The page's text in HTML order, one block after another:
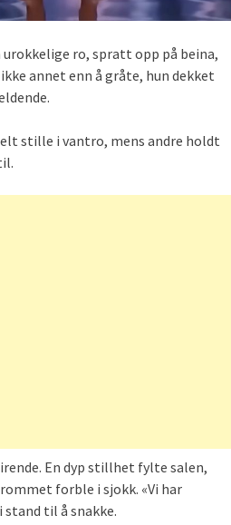
ro, spratt opp på beina,
annet enn å gråte, hun dekket
stille i vantro, mens andre holdt
En dyp stillhet fylte salen,
forble i sjokk. «Vi har
til å snakke.